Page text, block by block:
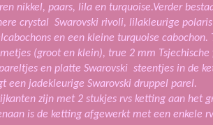
nikkel, paars, lila en turquoise.Verder
crystal Swarovski rivoli, lilakleurige polaris
en een kleine turquoise
(groot en klein), true 2 mm Tsjechische
en platte Swarovski steentjes in de
een jadekleurige Swarovski druppel parel.
zijn met 2 stukjes rvs ketting aan het
is de ketting afgewerkt met een enkele